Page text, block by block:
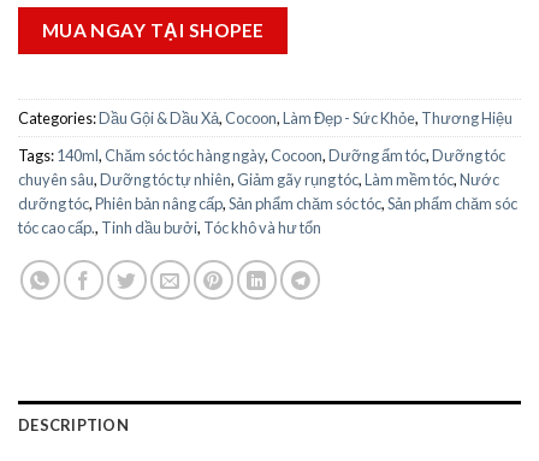
MUA NGAY TẠI SHOPEE
Categories:Dầu Gội & Dầu Xả,Cocoon,Làm Đẹp - Sức Khỏe, Thương Hiệu
Tags:140ml,Chăm sóc tóc hàng ngày,Cocoon,Dưỡng ẩm tóc,Dưỡng tóc
chuyên sâu,Dưỡng tóc tự nhiên,Giảm gãy rụng tóc,Làm mềm tóc,Nước
dưỡng tóc,Phiên bản nâng cấp,Sản phẩm chăm sóc tóc,Sản phẩm chăm sóc
tóc cao cấp., Tinh dầu bưởi, Tóc khô và hư tổn
DESCRIPTION